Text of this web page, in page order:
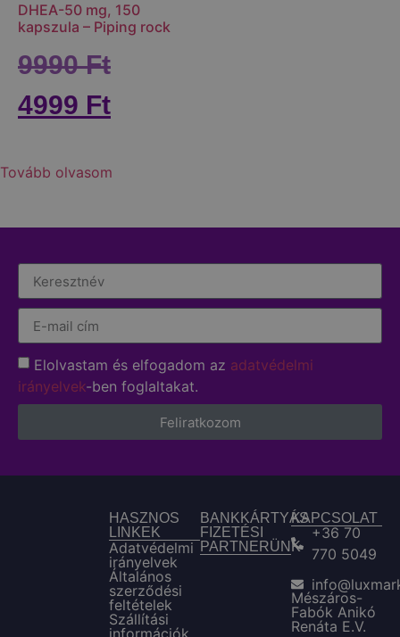
DHEA-50 mg, 150
kapszula – Piping rock
9990Ft
4999 Ft
Tovább olvasom
Elolvastam és elfogadom az adatvédelmi
irányelvek-ben foglaltakat.
Feliratkozom
HASZNOS
LINKEK
Adatvédelmi
irányelvek
Általános
szerződési
feltételek
Szállítási
információk
BANKKÁRTYÁS
FIZETÉSI
PARTNERÜNK
KAPCSOLAT
+36 70
770 5049
Mészáros-
Fabók Anikó
Renáta E.V.